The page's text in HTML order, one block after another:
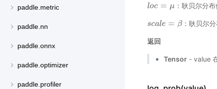
paddle.metric
paddle.nn
paddle.onnx
paddle.optimizer
paddle.profiler
loc = μ
loc= μ ：耿贝尔分
scale = β
scale= β ：耿贝尔
返回
Tensor - value